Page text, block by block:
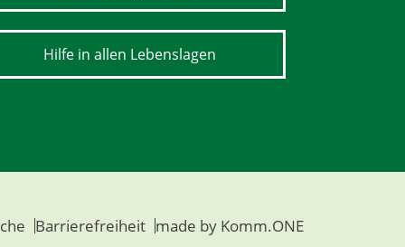
Hilfe in allen Lebenslagen
Barrierefreiheit made by Komm.ONE